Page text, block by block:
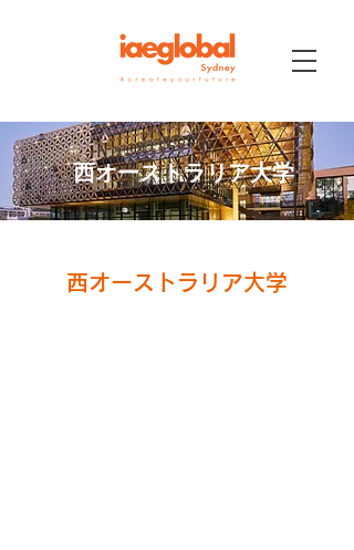
西オーストラリア大学
西オーストラリア大学